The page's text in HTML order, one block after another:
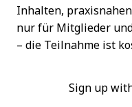
Inhalten,
nur für Mitglieder
– die Teilnahme ist
Sign up